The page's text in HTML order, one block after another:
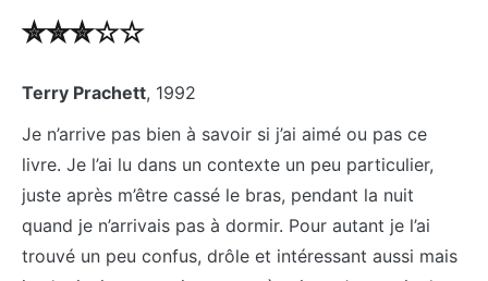
✮✮✮☆☆
Terry Prachett, 1992
Je n’arrive pas bien à savoir si j’ai aimé ou pas ce
livre. Je l’ai lu dans un contexte un peu particulier,
juste après m’être cassé le bras, pendant la nuit
quand je n’arrivais pas à dormir. Pour autant je l’ai
trouvé un peu confus, drôle et intéressant aussi mais